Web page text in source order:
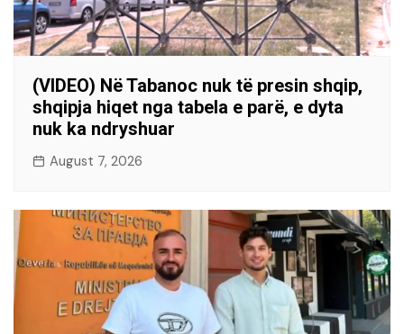
(VIDEO) Në Tabanoc nuk të presin shqip,
shqipja hiqet nga tabela e parë, e dyta
nuk ka ndryshuar
August 7, 2026